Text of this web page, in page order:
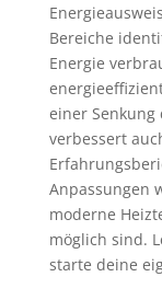
Bereiche
Energie
einer Senkung
verbessert
Anpassungen
moderne
möglich sind.
starte deine